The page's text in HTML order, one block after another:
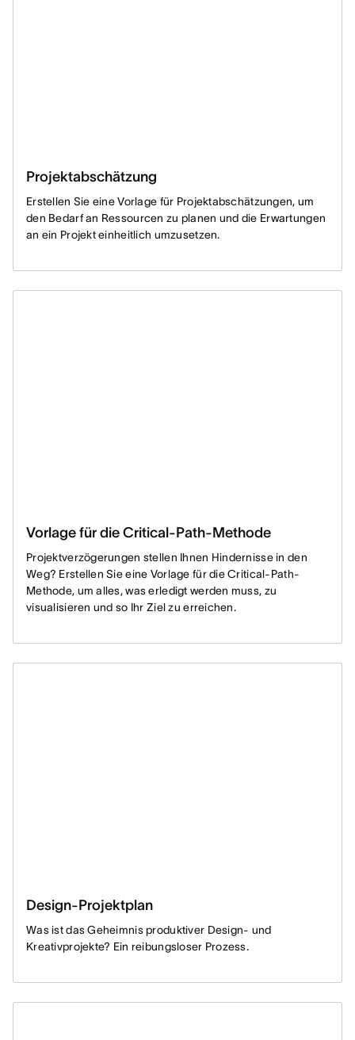
Projektabschätzung
Erstellen Sie eine Vorlage für Projektabschätzungen, um
den Bedarf an Ressourcen zu planen und die Erwartungen
an ein Projekt einheitlich umzusetzen.
Vorlage für die Critical-Path-Methode
Projektverzögerungen stellen Ihnen Hindernisse in den
Weg? Erstellen Sie eine Vorlage für die Critical-Path-
Methode, um alles, was erledigt werden muss, zu
visualisieren und so Ihr Ziel zu erreichen.
Design-Projektplan
Was ist das Geheimnis produktiver Design- und
Kreativprojekte? Ein reibungsloser Prozess.